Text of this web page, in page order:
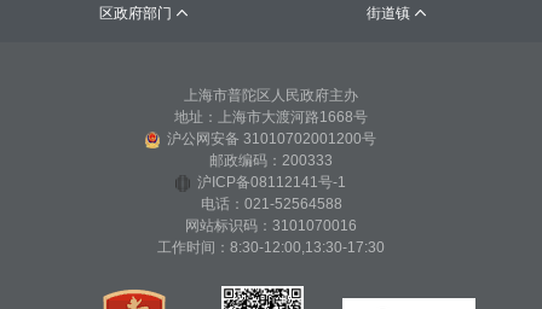
区政府部门  街道镇 
上海市普陀区人民政府主办
地址：上海市大渡河路1668号
沪公网安备 31010702001200号
邮政编码：200333
沪ICP备08112141号-1
电话：021-52564588
网站标识码：3101070016
工作时间：8:30-12:00,13:30-17:30